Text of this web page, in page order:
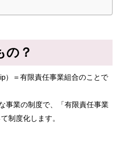
の？
）＝有限責任事業組合のことで
事業の制度で、「有限責任事業
制度化します。